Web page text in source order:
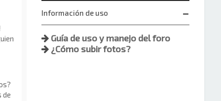
de
Información de uso
Guía de uso y manejo del foro
¿Cómo subir fotos?